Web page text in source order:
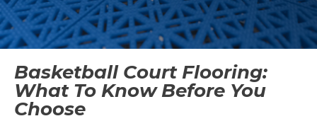
Basketball Court Flooring:
What To Know Before You
Choose